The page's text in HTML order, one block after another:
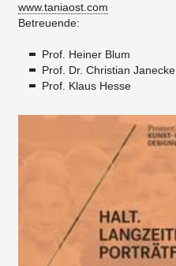
www.taniaost.com
Betreuende:
Prof. Heiner Blum
Prof. Dr. Christian Janecke
Prof. Klaus Hesse